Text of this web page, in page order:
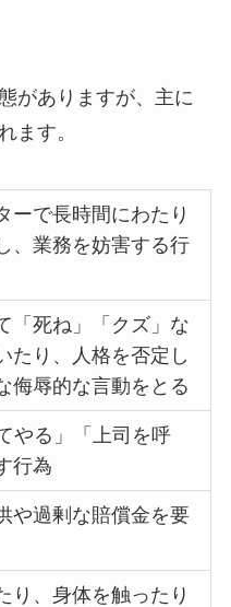
がありますが、主に
ます。
ーで長時間にわたり
、業務を妨害する行
「死ね」「クズ」な
たり、人格を否定し
侮辱的な言動をとる
やる」「上司を呼
行為
や過剰な賠償金を要
り、身体を触ったり